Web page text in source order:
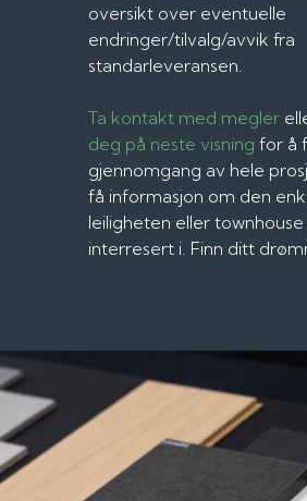
oversikt over eventuelle
endringer/tilvalg/avvik fra
standarleveransen.
Ta kontakt med megler
deg på neste visning for å
gjennomgang av hele
få informasjon om den
leiligheten eller
interresert i. Finn ditt